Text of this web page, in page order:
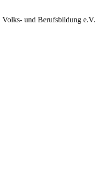
Volks- und Berufsbildung e.V.